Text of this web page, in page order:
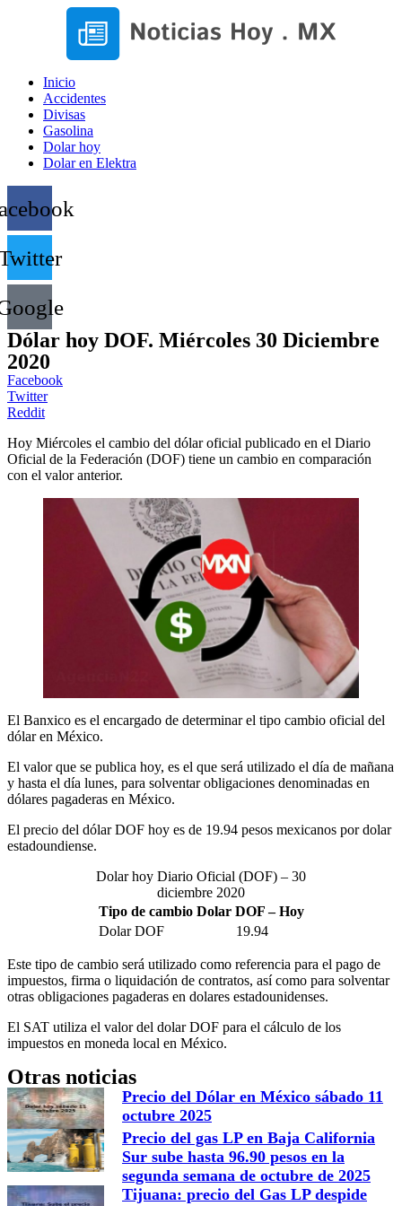
Inicio
Accidentes
Divisas
Gasolina
Dolar hoy
Dolar en Elektra
Dólar hoy DOF. Miércoles 30 Diciembre
2020
Facebook
Twitter
Reddit
Hoy Miércoles el cambio del dólar oficial publicado en el Diario
Oficial de la Federación (DOF) tiene un cambio en comparación
con el valor anterior.
El Banxico es el encargado de determinar el tipo cambio oficial del
dólar en México.
El valor que se publica hoy, es el que será utilizado el día de mañana
y hasta el día lunes, para solventar obligaciones denominadas en
dólares pagaderas en México.
El precio del dólar DOF hoy es de 19.94 pesos mexicanos por dolar
estadoundiense.
Dolar hoy Diario Oficial (DOF) – 30
diciembre 2020
Tipo de cambio Dolar DOF – Hoy
Dolar DOF
19.94
Este tipo de cambio será utilizado como referencia para el pago de
impuestos, firma o liquidación de contratos, así como para solventar
otras obligaciones pagaderas en dolares estadounidenses.
El SAT utiliza el valor del dolar DOF para el cálculo de los
impuestos en moneda local en México.
Otras noticias
Precio del Dólar en México sábado 11
octubre 2025
Precio del gas LP en Baja California
Sur sube hasta 96.90 pesos en la
segunda semana de octubre de 2025
Tijuana: precio del Gas LP despide